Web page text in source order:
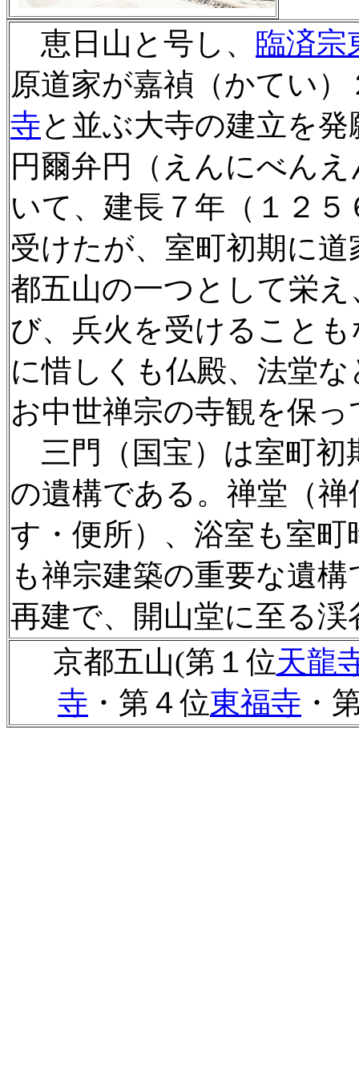
恵日山と号し、 臨済宗
原道家が嘉禎（かてい
寺と並ぶ大寺の建立を
円爾弁円（えんにべん
いて、建長７年（１２
受けたが、室町初期に
都五山の一つとして栄
び、兵火を受けること
に惜しくも仏殿、法堂
お中世禅宗の寺観を保
三門（国宝）は室町初
の遺構である。禅堂（
す・便所）、浴室も室
も禅宗建築の重要な遺
再建で、開山堂に至る
京都五山(第１位天龍
寺 ・第４位東福寺 ・